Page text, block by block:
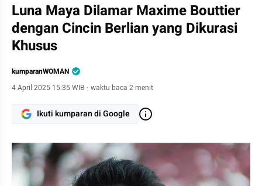
Luna Maya Dilamar Maxime Bouttier
dengan Cincin Berlian yang Dikurasi
Khusus
kumparanWOMAN
4 April 2025 15:35 WIB · waktu baca 2 menit
Ikuti kumparan di Google